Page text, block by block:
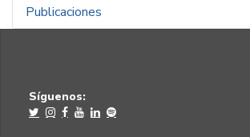
Publicaciones
Síguenos: